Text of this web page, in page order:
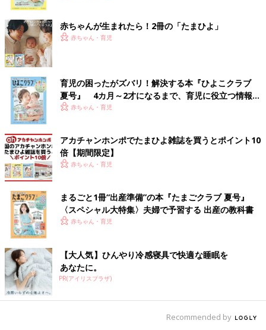
赤ちゃんが生まれたら！2冊の「たまひよ」
赤ちゃん・育児
育児の困ったがズバリ！解決する本『ひよこクラブ
夏号』 4カ月～2才になるまで、育児に役立つ情報が
いっぱい！
赤ちゃん・育児
アカチャンホンポでたまひよ雑誌を買うとポイント10
倍【期間限定】
赤ちゃん・育児
まるごと1冊“出産準備”の本『たまごクラブ 夏号』
〈スペシャル大特集〉夫婦で予習する 出産の教科書
赤ちゃん・育児
【大人気】ひんやり冷感寝具で快適な睡眠を
あなたに。
PR(アイリスプラザ)
Recommended by